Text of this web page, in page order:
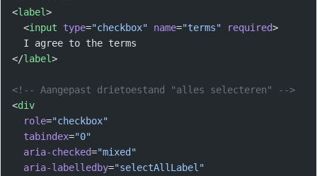
<label>
  <
input type="checkbox" name="terms" required>
  I agree to the terms
</label>
<!-- Aangepast drietoestand "alles selecteren" -->
<div
  role
="checkbox"
  tabindex
="0"
  aria-checked
="mixed"
  aria-labelledby
="selectAllLabel"